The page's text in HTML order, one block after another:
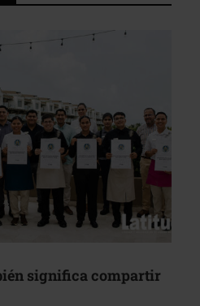
significa compartir